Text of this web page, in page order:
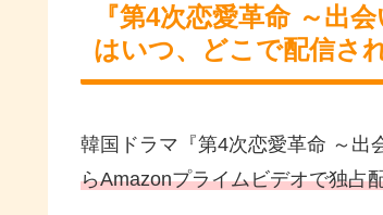
『第4次恋愛革命 ～出
はいつ、どこで配信さ
韓国ドラマ『第4次恋愛革命 ～出
らAmazonプライムビデオで独占